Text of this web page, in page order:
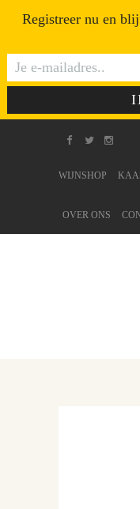
WIJNSHOP
OVER ONS
Registreer nu en